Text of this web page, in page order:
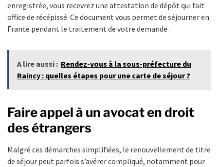
enregistrée, vous recevrez une attestation de dépôt qui fait
office de récépissé. Ce document vous permet de séjourner en
France pendant le traitement de votre demande.
A lire aussi : Rendez-vous à la sous-préfecture du
Raincy : quelles étapes pour une carte de séjour ?
Faire appel à un avocat en droit
des étrangers
Malgré ces démarches simplifiées, le renouvellement de titre
de séjour peut parfois s’avérer compliqué, notamment pour